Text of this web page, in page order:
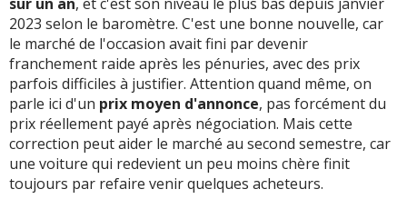
2023 selon le baromètre. C'est une bonne nouvelle, car
le marché de l'occasion avait fini par devenir
franchement raide après les pénuries, avec des prix
parfois difficiles à justifier. Attention quand même, on
parle ici d'un prix moyen d'annonce, pas forcément du
prix réellement payé après négociation. Mais cette
correction peut aider le marché au second semestre, car
une voiture qui redevient un peu moins chère finit
toujours par refaire venir quelques acheteurs.